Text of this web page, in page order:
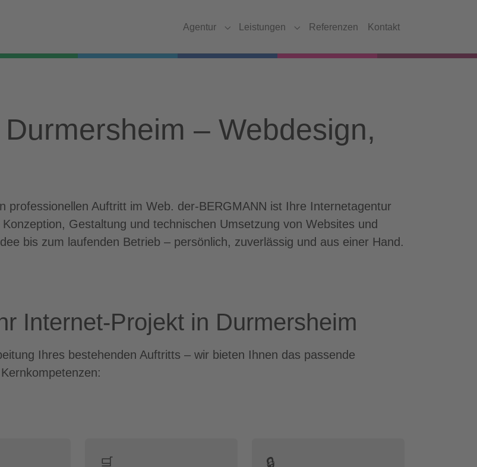
Agentur
Submenu for "Agentur"
Leistungen
Submenu for "Leistungen"
Referenzen Kontakt
– Webdesign,
professionellen Auftritt im Web. der-BERGMANN ist Ihre Internetagentur
Gestaltung und technischen Umsetzung von Websites und
bis zum laufenden Betrieb – persönlich, zuverlässig und aus einer Hand.
Internet-Projekt in Durmersheim
Ihres bestehenden Auftritts – wir bieten Ihnen das passende
🛒 🔒